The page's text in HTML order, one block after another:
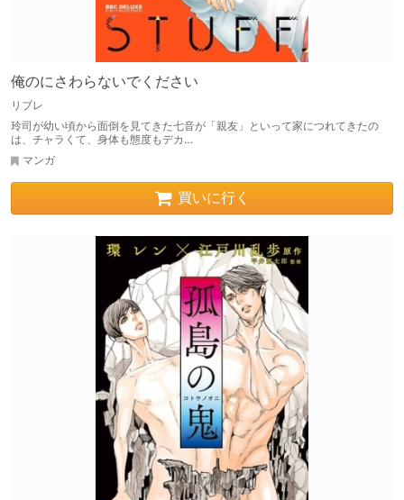
俺のにさわらないでください
リブレ
玲司が幼い頃から面倒を見てきた七音が「親友」といって家につれてきたの
は、チャラくて、身体も態度もデカ…
マンガ
買いに行く